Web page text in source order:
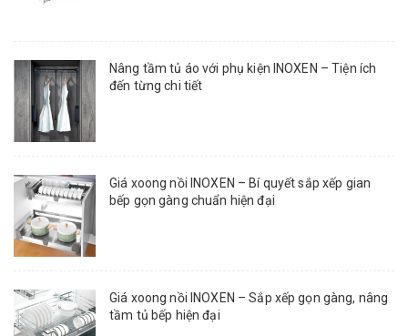
Nâng tầm tủ áo với phụ kiện INOXEN – Tiện ích
đến từng chi tiết
Giá xoong nồi INOXEN – Bí quyết sắp xếp gian
bếp gọn gàng chuẩn hiện đại
Giá xoong nồi INOXEN – Sắp xếp gọn gàng, nâng
tầm tủ bếp hiện đại